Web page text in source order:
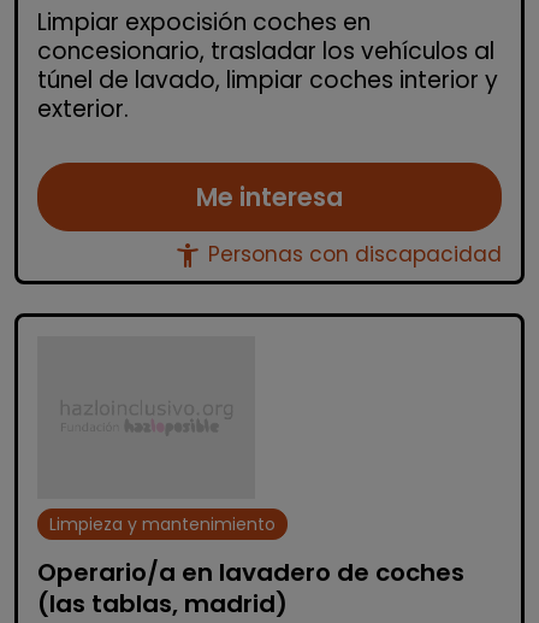
Limpiar expocisión coches en
concesionario, trasladar los vehículos al
túnel de lavado, limpiar coches interior y
exterior.
Me interesa
accessibility_new Personas con discapacidad
Limpieza y mantenimiento
Operario/a en lavadero de coches
(las tablas, madrid)